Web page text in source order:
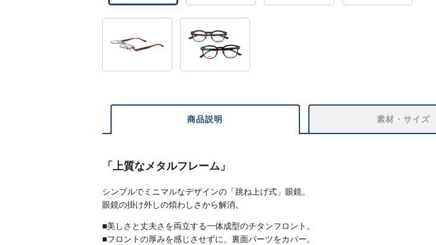
商品説明 素材・サイズ
「上質なメタルフレーム」
シンプルでミニマルなデザインの「跳ね上げ式」眼鏡。
眼鏡の掛け外しの煩わしさから解消。
■美しさと丈夫さを両立する一体成型のチタンフロント。
■フロントの厚みを感じさせずに、裏面パーツをカバー。